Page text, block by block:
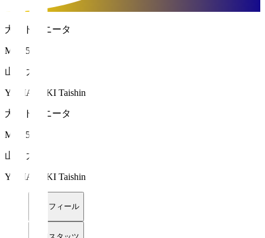
大分トリニータ
MF 25
山崎 太新
YAMAZAKI Taishin
大分トリニータ
MF 25
山崎 太新
YAMAZAKI Taishin
プロフィール